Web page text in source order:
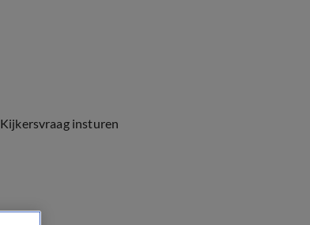
Kijkersvraag insturen